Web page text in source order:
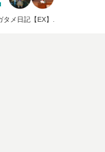
メ日記【EX】.